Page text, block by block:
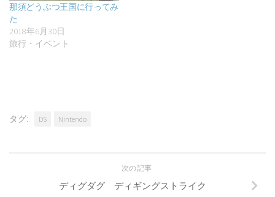
那須どうぶつ王国に行ってみ
た
2018年6月30日
旅行・イベント
タグ: DS Nintendo
次の記事
ディグダグ ディギングストライク